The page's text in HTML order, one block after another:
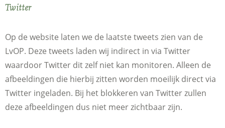
Twitter
Op de website laten we de laatste tweets zien van de
LvOP. Deze tweets laden wij indirect in via Twitter
waardoor Twitter dit zelf niet kan monitoren. Alleen de
afbeeldingen die hierbij zitten worden moeilijk direct via
Twitter ingeladen. Bij het blokkeren van Twitter zullen
deze afbeeldingen dus niet meer zichtbaar zijn.